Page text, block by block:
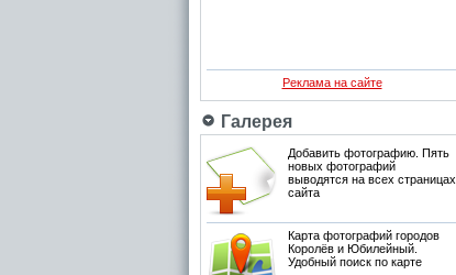
Реклама на сайте
Галерея
Добавить фотографию. Пять
новых фотографий
выводятся на всех страницах
сайта
Карта фотографий городов
Королёв и Юбилейный.
Удобный поиск по карте